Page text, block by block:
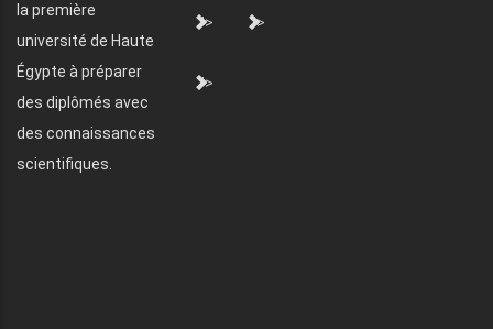
la première
université de Haute
Égypte à préparer
des diplômés avec
des connaissances
scientifiques.
"> ">
">